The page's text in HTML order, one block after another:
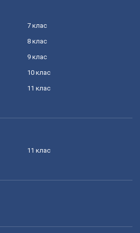
7 клас
8 клас
9 клас
10 клас
11 клас
11 клас